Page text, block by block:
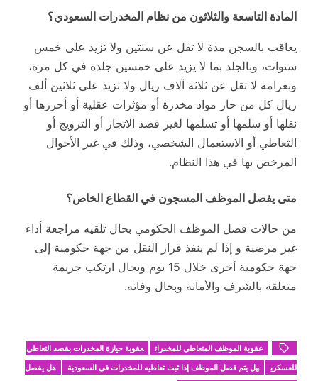
المادة التاسعة والثلاثون من نظام المخدرات السعودي؟
يعاقب بالسجن مدة لا تقل عن سنتين ولا تزيد على خمس
سنوات، وبالجلد بما لا يزيد على خمسين جلدة في كل مرة،
وبغرامة لا تقل عن ثلاثة آلاف ريال ولا تزيد على ثلاثين ألف
ريال كل من حاز مواد مخدرة أو مؤثرات عقلية أو أحرزها أو
نقلها أو سلمها أو تسلمها لغير قصد الاتجار أو الترويج أو
التعاطي أو الاستعمال الشخصي، وذلك في غير الأحوال
المرخص بها في هذا النظام.
متى يفصل الموظف المسجون في القطاع الخاص؟
من حالات فصل الموظف الحكومي بحال تلقيه مراجعة أداء
غير مرضية و إذا لم ينفذ قرار النقل من جهة حكومية إلى
جهة حكومية أخرى خلال 15 يوم وبحال ارتكب جريمة
متعلقة بالشرف والأمانة وبحال وفاته.
عقوبة الموظف المتعاطي للمخدرات
عقوبة حيازة المخدرات بقصد التعاطي
للعسكري
هل يتم فصل الموظف إذا ثبت تعاطيه للمخدرات في السعودية
هل يفصل